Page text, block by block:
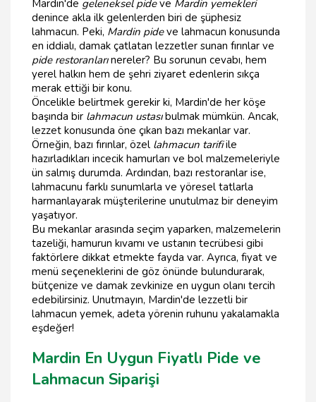
Mardin'de geleneksel pideve Mardin yemekleri
denince akla ilk gelenlerden biri de şüphesiz
lahmacun. Peki, Mardin pideve lahmacun konusunda
en iddialı, damak çatlatan lezzetler sunan fırınlar ve
pide restoranlarınereler? Bu sorunun cevabı, hem
yerel halkın hem de şehri ziyaret edenlerin sıkça
merak ettiği bir konu.
Öncelikle belirtmek gerekir ki, Mardin'de her köşe
başında bir lahmacun ustasıbulmak mümkün. Ancak,
lezzet konusunda öne çıkan bazı mekanlar var.
Örneğin, bazı fırınlar, özel lahmacun tarifiile
hazırladıkları incecik hamurları ve bol malzemeleriyle
ün salmış durumda. Ardından, bazı restoranlar ise,
lahmacunu farklı sunumlarla ve yöresel tatlarla
harmanlayarak müşterilerine unutulmaz bir deneyim
yaşatıyor.
Bu mekanlar arasında seçim yaparken, malzemelerin
tazeliği, hamurun kıvamı ve ustanın tecrübesi gibi
faktörlere dikkat etmekte fayda var. Ayrıca, fiyat ve
menü seçeneklerini de göz önünde bulundurarak,
bütçenize ve damak zevkinize en uygun olanı tercih
edebilirsiniz. Unutmayın, Mardin'de lezzetli bir
lahmacun yemek, adeta yörenin ruhunu yakalamakla
eşdeğer!
Mardin En Uygun Fiyatlı Pide ve
Lahmacun Siparişi